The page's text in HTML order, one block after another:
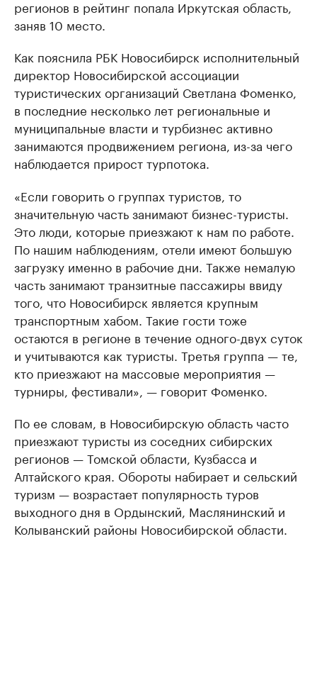
регионов в рейтинг попала Иркутская область,
заняв 10 место.
Как пояснила РБК Новосибирск исполнительный
директор Новосибирской ассоциации
туристических организаций Светлана Фоменко,
в последние несколько лет региональные и
муниципальные власти и турбизнес активно
занимаются продвижением региона, из-за чего
наблюдается прирост турпотока.
«Если говорить о группах туристов, то
значительную часть занимают бизнес-туристы.
Это люди, которые приезжают к нам по работе.
По нашим наблюдениям, отели имеют большую
загрузку именно в рабочие дни. Также немалую
часть занимают транзитные пассажиры ввиду
того, что Новосибирск является крупным
транспортным хабом. Такие гости тоже
остаются в регионе в течение одного-двух суток
и учитываются как туристы. Третья группа — те,
кто приезжают на массовые мероприятия —
турниры, фестивали», — говорит Фоменко.
По ее словам, в Новосибирскую область часто
приезжают туристы из соседних сибирских
регионов — Томской области, Кузбасса и
Алтайского края. Обороты набирает и сельский
туризм — возрастает популярность туров
выходного дня в Ордынский, Маслянинский и
Колыванский районы Новосибирской области.